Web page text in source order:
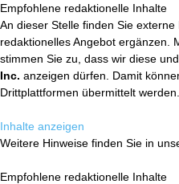
Empfohlene redaktionelle Inhalte
An dieser Stelle finden Sie externe
redaktionelles Angebot ergänzen.
stimmen Sie zu, dass wir diese
Inc. anzeigen dürfen. Damit
Drittplattformen übermittelt werden.
Inhalte anzeigen
Weitere Hinweise finden Sie in
Empfohlene redaktionelle Inhalte